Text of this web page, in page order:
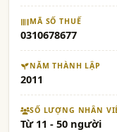
MÃ SỐ THUẾ
0310678677
NĂM THÀNH LẬP
2011
SỐ LƯỢNG NHÂN
Từ 11 - 50 người